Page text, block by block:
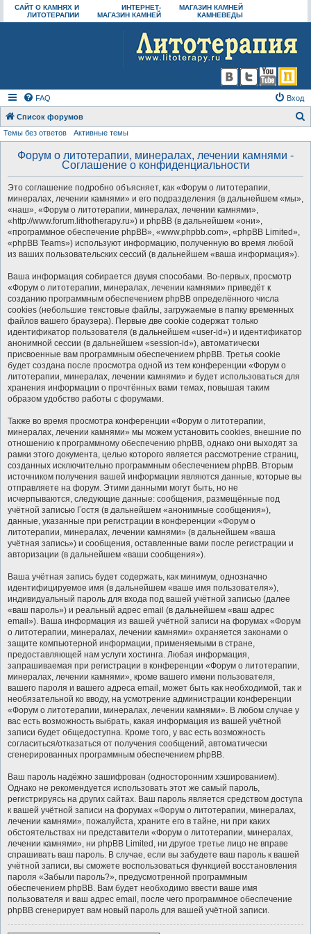
САЙТ О КАМНЯХ И
ЛИТОТЕРАПИИ
ИНТЕРНЕТ-
МАГАЗИН КАМНЕЙ
МАГАЗИН КАМНЕЙ
КАМНЕВЕДЫ
FAQ Вход
Список форумов
Темы без ответов Активные темы
Форум о литотерапии, минералах, лечении камнями -
Соглашение о конфиденциальности
Это соглашение подробно объясняет, как «Форум о литотерапии,
минералах, лечении камнями» и его подразделения (в дальнейшем «мы»,
«наш», «Форум о литотерапии, минералах, лечении камнями»,
«http://www.forum.lithotherapy.ru») и phpBB (в дальнейшем «они»,
«программное обеспечение phpBB», «www.phpbb.com», «phpBB Limited»,
«phpBB Teams») используют информацию, полученную во время любой
из ваших пользовательских сессий (в дальнейшем «ваша информация»).
Ваша информация собирается двумя способами. Во-первых, просмотр
«Форум о литотерапии, минералах, лечении камнями» приведёт к
созданию программным обеспечением phpBB определённого числа
cookies (небольшие текстовые файлы, загружаемые в папку временных
файлов вашего браузера). Первые две cookie содержат только
идентификатор пользователя (в дальнейшем «user-id») и идентификатор
анонимной сессии (в дальнейшем «session-id»), автоматически
присвоенные вам программным обеспечением phpBB. Третья cookie
будет создана после просмотра одной из тем конференции «Форум о
литотерапии, минералах, лечении камнями» и будет использоваться для
хранения информации о прочтённых вами темах, повышая таким
образом удобство работы с форумами.
Также во время просмотра конференции «Форум о литотерапии,
минералах, лечении камнями» мы можем установить cookies, внешние по
отношению к программному обеспечению phpBB, однако они выходят за
рамки этого документа, целью которого является рассмотрение страниц,
созданных исключительно программным обеспечением phpBB. Вторым
источником получения вашей информации являются данные, которые вы
отправляете на форум. Этими данными могут быть, но не
исчерпываются, следующие данные: сообщения, размещённые под
учётной записью Гостя (в дальнейшем «анонимные сообщения»),
данные, указанные при регистрации в конференции «Форум о
литотерапии, минералах, лечении камнями» (в дальнейшем «ваша
учётная запись») и сообщения, оставленные вами после регистрации и
авторизации (в дальнейшем «ваши сообщения»).
Ваша учётная запись будет содержать, как минимум, однозначно
идентифицируемое имя (в дальнейшем «ваше имя пользователя»),
индивидуальный пароль для входа под вашей учётной записью (далее
«ваш пароль») и реальный адрес email (в дальнейшем «ваш адрес
email»). Ваша информация из вашей учётной записи на форумах «Форум
о литотерапии, минералах, лечении камнями» охраняется законами о
защите компьютерной информации, применяемыми в стране,
предоставляющей нам услуги хостинга. Любая информация,
запрашиваемая при регистрации в конференции «Форум о литотерапии,
минералах, лечении камнями», кроме вашего имени пользователя,
вашего пароля и вашего адреса email, может быть как необходимой, так и
необязательной ко вводу, на усмотрение администрации конференции
«Форум о литотерапии, минералах, лечении камнями». В любом случае у
вас есть возможность выбрать, какая информация из вашей учётной
записи будет общедоступна. Кроме того, у вас есть возможность
согласиться/отказаться от получения сообщений, автоматически
сгенерированных программным обеспечением phpBB.
Ваш пароль надёжно зашифрован (односторонним хэшированием).
Однако не рекомендуется использовать этот же самый пароль,
регистрируясь на других сайтах. Ваш пароль является средством доступа
к вашей учётной записи на форумах «Форум о литотерапии, минералах,
лечении камнями», пожалуйста, храните его в тайне, ни при каких
обстоятельствах ни представители «Форум о литотерапии, минералах,
лечении камнями», ни phpBB Limited, ни другое третье лицо не вправе
спрашивать ваш пароль. В случае, если вы забудете ваш пароль к вашей
учётной записи, вы сможете воспользоваться функцией восстановления
пароля «Забыли пароль?», предусмотренной программным
обеспечением phpBB. Вам будет необходимо ввести ваше имя
пользователя и ваш адрес email, после чего программное обеспечение
phpBB сгенерирует вам новый пароль для вашей учётной записи.